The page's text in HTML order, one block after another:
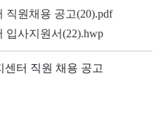
직원채용 공고(20).pdf
입사지원서(22).hwp
터 직원 채용 공고